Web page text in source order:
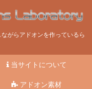
がらアドオンを作っているら
当サイトについて
アドオン素材